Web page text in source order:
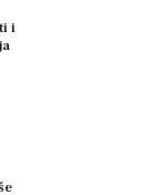
i